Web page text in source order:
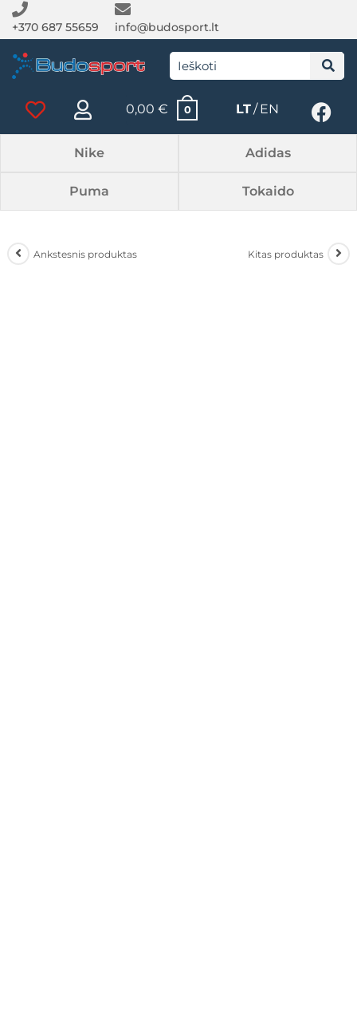
+370 687 55659 info@budosport.lt
0,00€ 0 LT EN
Nike Adidas
Puma Tokaido
Ankstesnis produktas Kitas produktas